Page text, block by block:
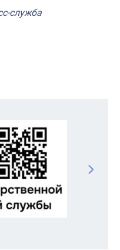
служба